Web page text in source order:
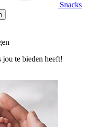
Snacks
te bieden heeft!